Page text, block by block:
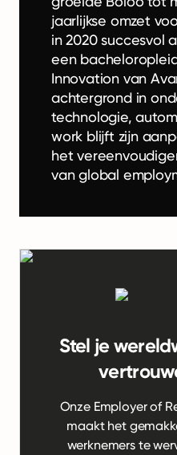
jaarlijkse omzet
in 2020 succesvol
een
Innovation van
achtergrond in
technologie,
work blijft zijn
het
van global
Stel je
Onze Employer of
maakt het
werknemers te